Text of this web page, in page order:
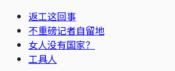
返工这回事
不重磅记者自留地
女人没有国家？
工具人